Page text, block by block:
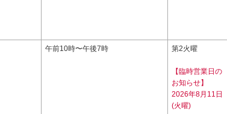
午前10時〜午後7時 第2火曜
【臨時営業日の
お知らせ】
2026年8月11日
(火曜)